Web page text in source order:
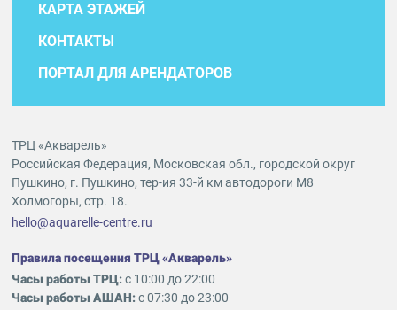
КАРТА ЭТАЖЕЙ
КОНТАКТЫ
ПОРТАЛ ДЛЯ АРЕНДАТОРОВ
ТРЦ «Акварель»
Российская Федерация, Московская обл., городской округ
Пушкино, г. Пушкино, тер-ия 33-й км автодороги М8
Холмогоры, стр. 18.
hello@aquarelle-centre.ru
Правила посещения ТРЦ «Акварель»
Часы работы ТРЦ:с 10:00 до 22:00
Часы работы АШАН:с 07:30 до 23:00